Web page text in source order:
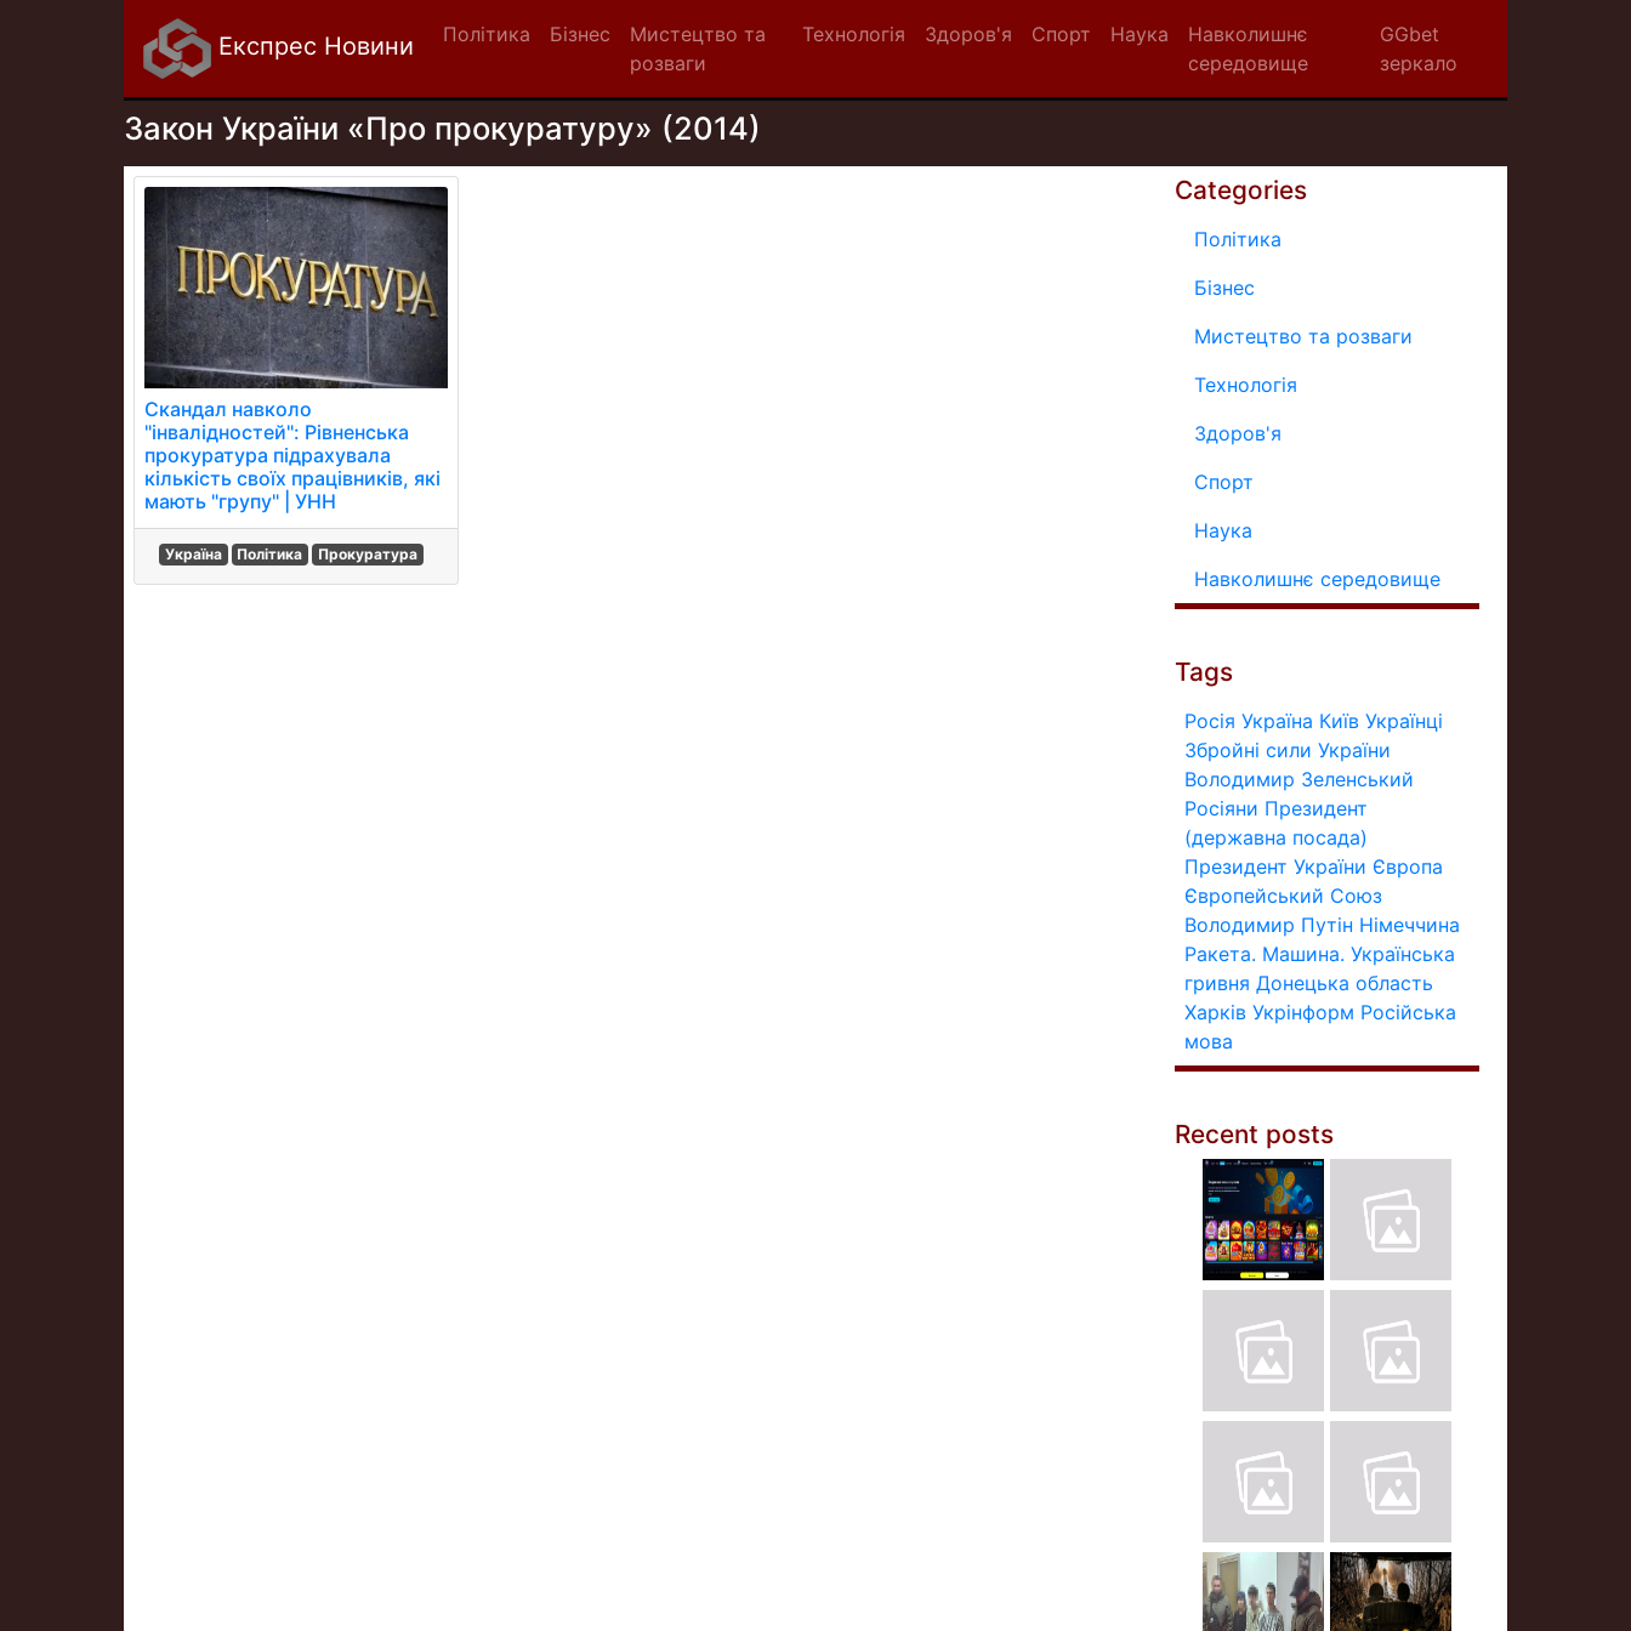
Експрес Новини Політика Бізнес
Мистецтво та
розваги
Технологія Здоров'я Спорт Наука
Навколишнє
середовище
GGbet
зеркало
Закон України «Про прокуратуру» (2014)
Скандал навколо
"інвалідностей": Рівненська
прокуратура підрахувала
кількість своїх працівників, які
мають "групу" | УНН
Україна Політика Прокуратура
Categories
Політика
Бізнес
Мистецтво та розваги
Технологія
Здоров'я
Спорт
Наука
Навколишнє середовище
Tags
Росія Україна Київ Українці
Збройні сили України
Володимир Зеленський
Росіяни Президент
(державна посада)
Президент України Європа
Європейський Союз
Володимир Путін Німеччина
Ракета. Машина. Українська
гривня Донецька область
Харків Укрінформ Російська
мова
Recent posts